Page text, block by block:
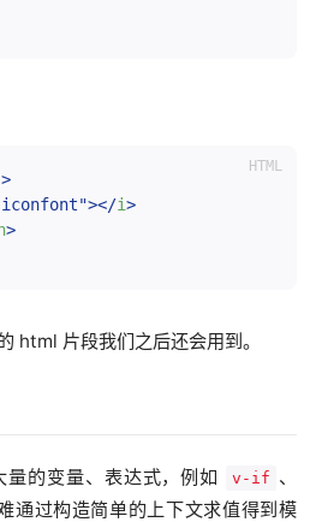
>
"></i>
>
html 片段我们之后还会用到。
量的变量、表达式，例如 v-if 、
通过构造简单的上下文求值得到模